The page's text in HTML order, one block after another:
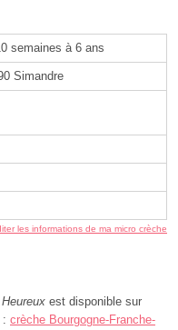
semaines à 6 ans
Simandre
les informations de ma micro crèche
est disponible sur
: crèche Bourgogne-Franche-